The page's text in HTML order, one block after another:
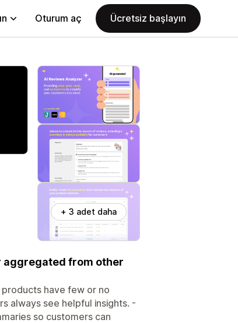
Oturum aç Ücretsiz başlayın
+ 3 adet daha
aggregated from other
have few or no
always see helpful insights. -
so customers can